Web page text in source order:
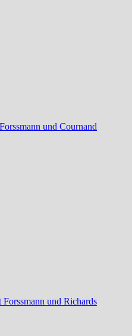
und Cournand
und Richards